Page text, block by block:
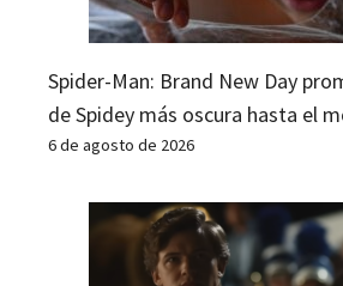
Spider-Man: Brand New Day
de Spidey más oscura hasta el
6 de agosto de 2026